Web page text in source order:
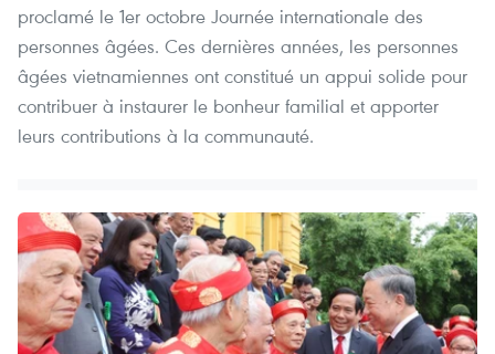
proclamé le 1er octobre Journée internationale des
personnes âgées. Ces dernières années, les personnes
âgées vietnamiennes ont constitué un appui solide pour
contribuer à instaurer le bonheur familial et apporter
leurs contributions à la communauté.